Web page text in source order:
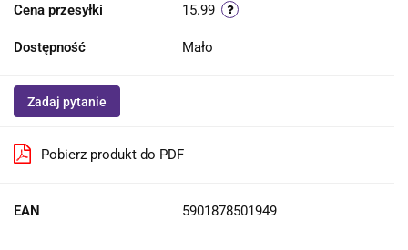
Cena przesyłki 15.99
Dostępność Mało
Zadaj pytanie
Pobierz produkt do PDF
EAN 5901878501949